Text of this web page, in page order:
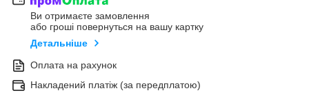
Ви отримаєте замовлення
або гроші повернуться на вашу картку
Детальніше
Оплата на рахунок
Накладений платіж (за передплатою)